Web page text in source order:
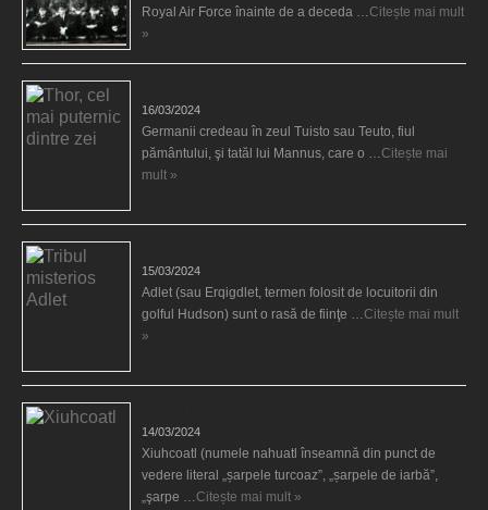
Royal Air Force înainte de a deceda … Citește mai mult
»
16/03/2024
Germanii credeau în zeul Tuisto sau Teuto, fiul
pământului, şi tatăl lui Mannus, care o … Citește mai
mult »
15/03/2024
Adlet (sau Erqigdlet, termen folosit de locuitorii din
golful Hudson) sunt o rasă de fiinţe … Citește mai mult
»
14/03/2024
Xiuhcoatl (numele nahuatl înseamnă din punct de
vedere literal „șarpele turcoaz”, „șarpele de iarbă”,
„şarpe … Citește mai mult »